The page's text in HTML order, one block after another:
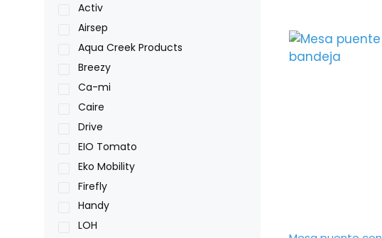
Activ
Airsep
Aqua Creek Products
Breezy
Ca-mi
Caire
Drive
EIO Tomato
Eko Mobility
Firefly
Handy
LOH